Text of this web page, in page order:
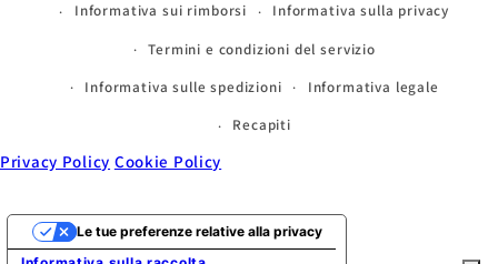
Informativa sui rimborsi
Informativa sulla privacy
Termini e condizioni del servizio
Informativa sulle spedizioni Informativa legale
Recapiti
Privacy Policy Cookie Policy
Le tue preferenze relative alla privacy